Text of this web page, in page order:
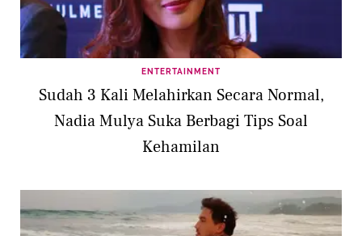
ENTERTAINMENT
Sudah 3 Kali Melahirkan Secara Normal,
Nadia Mulya Suka Berbagi Tips Soal
Kehamilan